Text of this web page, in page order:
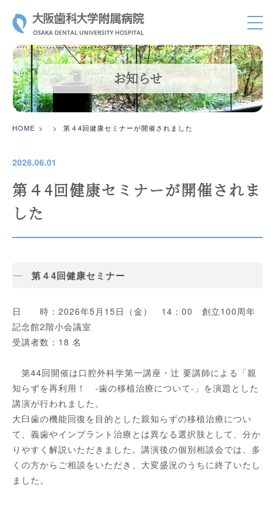
大阪歯科大
お知らせ
HOME 第４4回健康セミナーが開催されました
2026.06.01
第４4回健康セミナーが開催されま
した
第４4回健康セミナー
日 時：2026年5月15日（金） 14：00 創立100周年
記念館2階小会議室
受講者数：18 名
第44回開催は口腔外科学第一講座・辻 要講師による「親
知らずを再利用！ -歯の移植治療について-」を演題とした
講演が行われました。
大臼歯の機能回復を目的とした親知らずの移植治療につい
て、義歯やインプラント治療とは異なる選択肢として、分か
りやすく解説いただきました。講演後の個別相談会では、多
くの方からご相談をいただき、大変盛況のうちに終了いたし
ました。